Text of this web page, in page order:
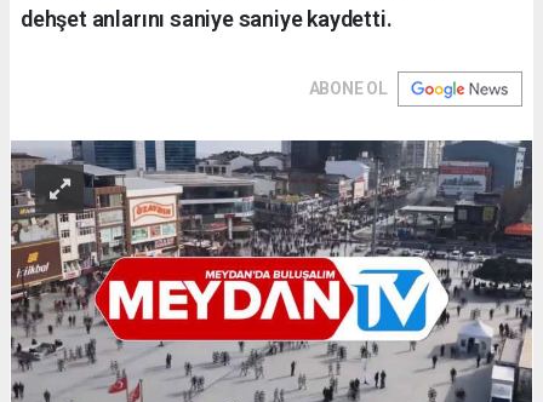
dehşet anlarını saniye saniye kaydetti.
ABONE OL